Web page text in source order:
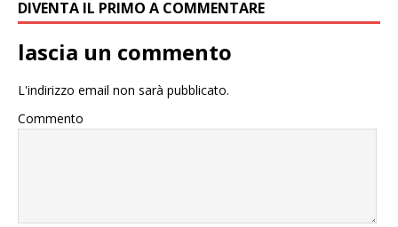
DIVENTA IL PRIMO A COMMENTARE
lascia un commento
L'indirizzo email non sarà pubblicato.
Commento